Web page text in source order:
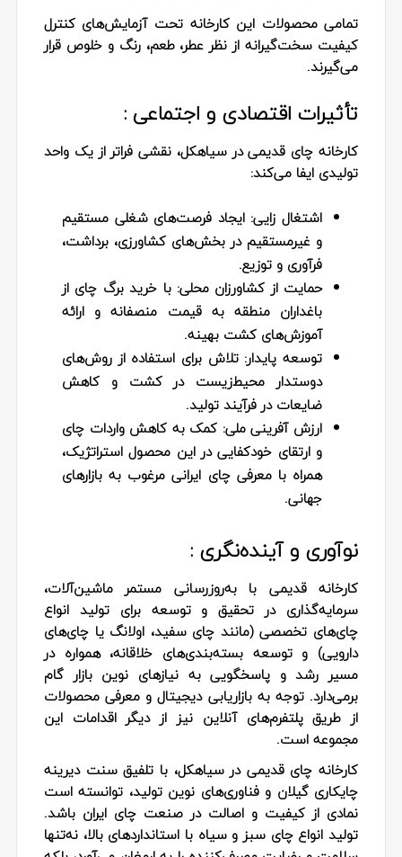
تمامی محصولات این کارخانه تحت آزمایش‌های کنترل
کیفیت سخت‌گیرانه از نظر عطر، طعم، رنگ و خلوص قرار
می‌گیرند.
تأثیرات اقتصادی و اجتماعی :
کارخانه چای قدیمی در سیاهکل، نقشی فراتر از یک واحد
تولیدی ایفا می‌کند:
اشتغال‌ زایی: ایجاد فرصت‌های شغلی مستقیم
و غیرمستقیم در بخش‌های کشاورزی، برداشت،
فرآوری و توزیع.
حمایت از کشاورزان محلی: با خرید برگ چای از
باغداران منطقه به قیمت منصفانه و ارائه
آموزش‌های کشت بهینه.
توسعه پایدار: تلاش برای استفاده از روش‌های
دوستدار محیط‌زیست در کشت و کاهش
ضایعات در فرآیند تولید.
ارزش‌ آفرینی ملی: کمک به کاهش واردات چای
و ارتقای خودکفایی در این محصول استراتژیک،
همراه با معرفی چای ایرانی مرغوب به بازارهای
جهانی.
نوآوری و آینده‌نگری :
کارخانه قدیمی با به‌روزرسانی مستمر ماشین‌آلات،
سرمایه‌گذاری در تحقیق و توسعه برای تولید انواع
چای‌های تخصصی (مانند چای سفید، اولانگ یا چای‌های
دارویی) و توسعه بسته‌بندی‌های خلاقانه، همواره در
مسیر رشد و پاسخگویی به نیازهای نوین بازار گام
برمی‌دارد. توجه به بازاریابی دیجیتال و معرفی محصولات
از طریق پلتفرم‌های آنلاین نیز از دیگر اقدامات این
مجموعه است.
کارخانه چای قدیمی در سیاهکل، با تلفیق سنت دیرینه
چایکاری گیلان و فناوری‌های نوین تولید، توانسته است
نمادی از کیفیت و اصالت در صنعت چای ایران باشد.
تولید انواع چای سبز و سیاه با استانداردهای بالا، نه‌تنها